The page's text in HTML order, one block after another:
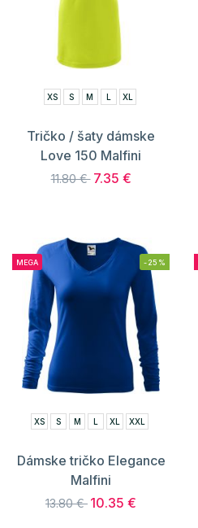
XS S M L XL
Tričko / šaty dámske
Love 150 Malfini
11.80 € 7.35 €
MEGA -25%
XS S M L XL XXL
Dámske tričko Elegance
Malfini
13.80 € 10.35 €